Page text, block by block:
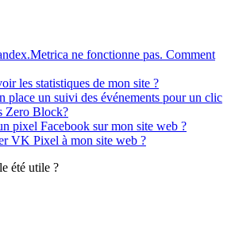
ne fonctionne pas. Comment
les statistiques de mon site ?
place un suivi des événements pour un clic
Zero Block?
pixel Facebook sur mon site web ?
VK Pixel à mon site web ?
été utile ?